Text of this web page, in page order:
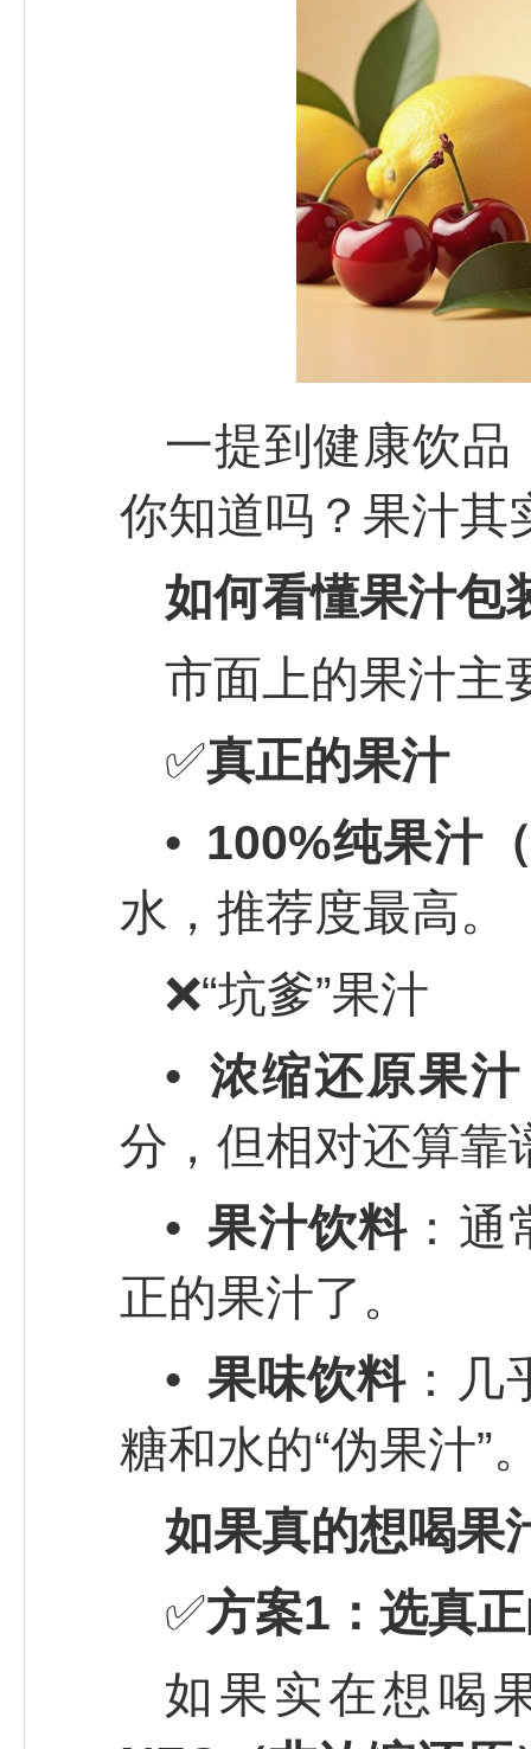
一提到健康饮
你知道吗？果汁其
如何看懂果汁包
市面上的果汁主
✅真正的果汁
• 100%纯果汁
水，推荐度最高。
❌“坑爹”果汁
• 浓缩还原果汁
分，但相对还算靠
• 果汁饮料 ：
正的果汁了。
• 果味饮料 ：
糖和水的“伪果汁”
如果真的想喝果
✅方案1：选真
如果实在想喝